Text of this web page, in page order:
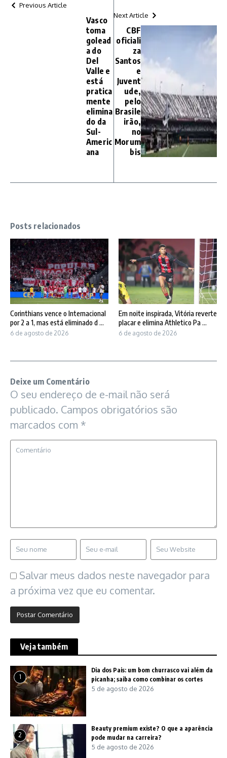
Previous Article
Vasco
toma
golead
a do
Del
Valle e
está
pratica
mente
elimina
do da
Sul-
Americ
ana
Next Article
CBF
oficiali
za
Santos
e
Juvent
ude,
pelo
Brasile
irão,
no
Morum
bis
Posts relacionados
Corinthians vence o Internacional
por 2 a 1, mas está eliminado d ...
6 de agosto de 2026
Em noite inspirada, Vitória reverte
placar e elimina Athletico Pa ...
6 de agosto de 2026
Deixe um Comentário
O seu endereço de e-mail não será
publicado. Campos obrigatórios são
marcados com *
Salvar meus dados neste navegador para
a próxima vez que eu comentar.
Veja também
1
Dia dos Pais: um bom churrasco vai além da
picanha; saiba como combinar os cortes
5 de agosto de 2026
2
Beauty premium existe? O que a aparência
pode mudar na carreira?
5 de agosto de 2026